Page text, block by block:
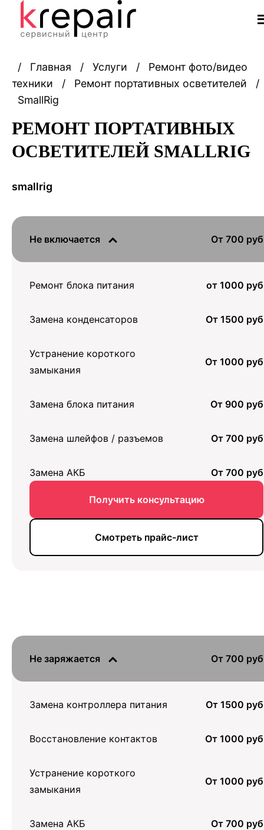
/ Главная / Услуги /
Ремонт фото/видео
техники
/ Ремонт портативных осветителей
/
SmallRig
РЕМОНТ ПОРТАТИВНЫХ
ОСВЕТИТЕЛЕЙ SMALLRIG
smallrig
Не включается От 700 руб
Ремонт блока питания от 1000 руб
Замена конденсаторов От 1500 руб
Устранение короткого
замыкания
От 1000 руб
Замена блока питания От 900 руб
Замена шлейфов / разъемов От 700 руб
Замена АКБ От 700 руб
Получить консультацию
Смотреть прайс-лист
Не заряжается От 700 руб
Замена контроллера питания От 1500 руб
Восстановление контактов От 1000 руб
Устранение короткого
замыкания
От 1000 руб
Замена АКБ От 700 руб